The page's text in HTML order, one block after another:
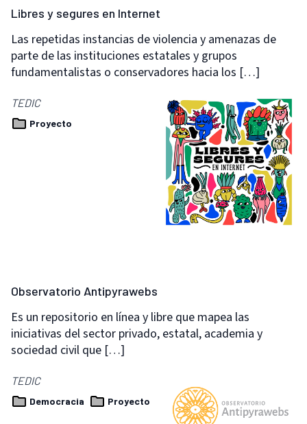
Libres y segures en Internet
Las repetidas instancias de violencia y amenazas de
parte de las instituciones estatales y grupos
fundamentalistas o conservadores hacia los […]
TEDIC
Proyecto
Observatorio Antipyrawebs
Es un repositorio en línea y libre que mapea las
iniciativas del sector privado, estatal, academia y
sociedad civil que […]
TEDIC
Democracia Proyecto